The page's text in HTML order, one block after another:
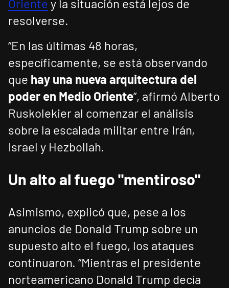
Oriente y la situación está lejos de
resolverse.
“En las últimas 48 horas,
específicamente, se está observando
que hay una nueva arquitectura del
poder en Medio Oriente”, afirmó Alberto
Ruskolekier al comenzar el análisis
sobre la escalada militar entre Irán,
Israel y Hezbollah.
Un alto al fuego "mentiroso"
Asimismo, explicó que, pese a los
anuncios de Donald Trump sobre un
supuesto alto el fuego, los ataques
continuaron. “Mientras el presidente
norteamericano Donald Trump decía